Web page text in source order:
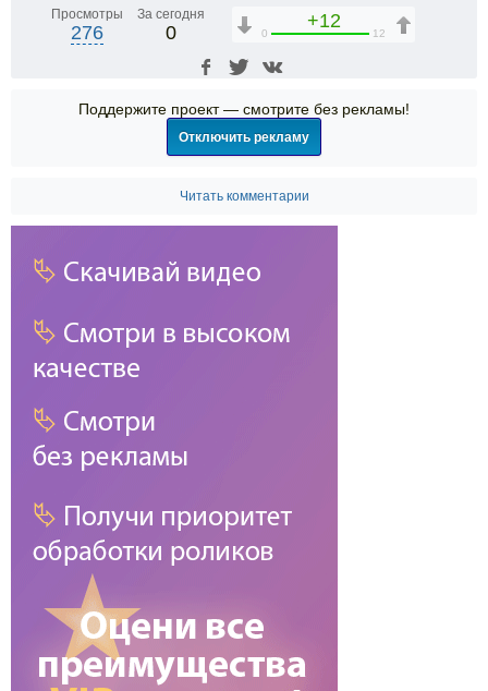
Просмотры
276
За сегодня
0
+12
0 12
Поддержите проект — смотрите без рекламы!
Отключить рекламу
Читать комментарии